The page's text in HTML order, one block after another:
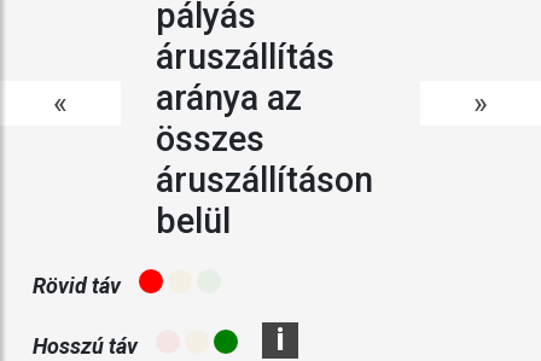
«
pályás
áruszállítás
aránya az
összes
áruszállításon
belül
»
Rövid táv
Hosszú táv i